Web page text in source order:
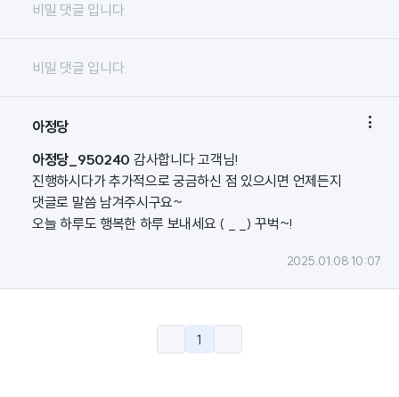
비밀 댓글 입니다.
비밀 댓글 입니다.
아정당 
아정당_950240 감사합니다 고객님!
진행하시다가 추가적으로 궁금하신 점 있으시면 언제든지
댓글로 말씀 남겨주시구요~
오늘 하루도 행복한 하루 보내세요 ( _ _) 꾸벅~!
2025.01.08 10:07
1